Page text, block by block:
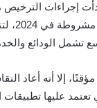
تحصل
الودائع
إلا أنه أعاد
تعتمد عليها تطبيقات